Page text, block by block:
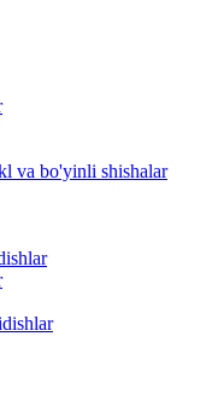
va bo'yinli shishalar